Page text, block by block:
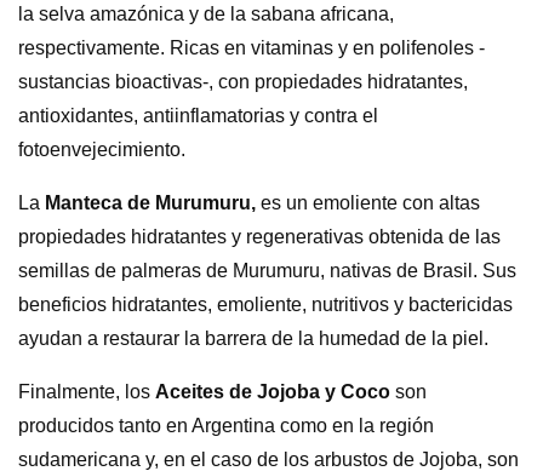
la selva amazónica y de la sabana africana,
respectivamente. Ricas en vitaminas y en polifenoles -
sustancias bioactivas-, con propiedades hidratantes,
antioxidantes, antiinflamatorias y contra el
fotoenvejecimiento.
La Manteca de Murumuru, es un emoliente con altas
propiedades hidratantes y regenerativas obtenida de las
semillas de palmeras de Murumuru, nativas de Brasil. Sus
beneficios hidratantes, emoliente, nutritivos y bactericidas
ayudan a restaurar la barrera de la humedad de la piel.
Finalmente, los Aceites de Jojoba y Coco son
producidos tanto en Argentina como en la región
sudamericana y, en el caso de los arbustos de Jojoba, son